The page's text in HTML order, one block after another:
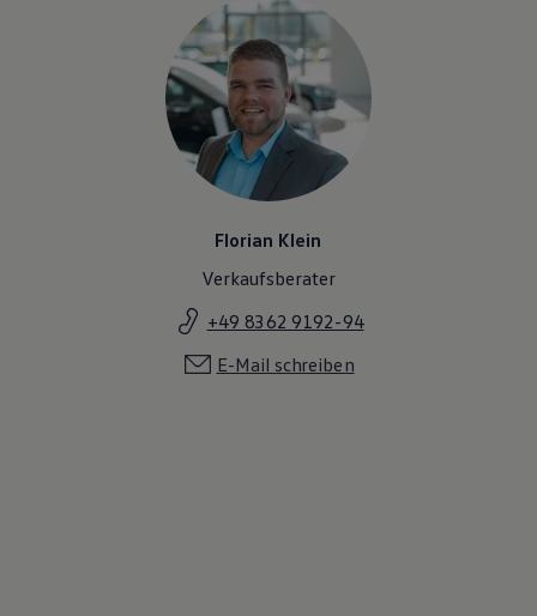
Florian Klein
Verkaufsberater
+49 8362 9192-94
E-Mail schreiben